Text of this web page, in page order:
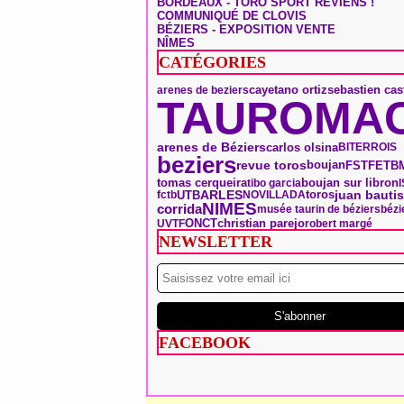
COMMUNIQUÉ DE CLOVIS
BÉZIERS - EXPOSITION VENTE
NÎMES
CATÉGORIES
arenes de bezierscayetano ortizsebastien
arenes de Bézierscarlos olsinaBITERROIS
beziersrevue torosboujanFSTF
tomas cerqueiratibo garcia boujan sur libron
fctbUTBARLESNOVILLADAtorosjuan
corridaNIMESmusée taurin de béziers
UVTFONCTchristian parejorobert margé
NEWSLETTER
FACEBOOK